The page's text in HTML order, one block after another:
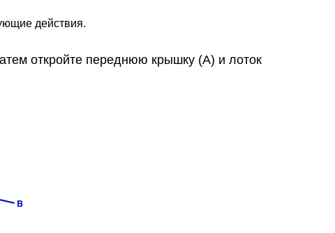
действия.
откройте переднюю крышку (A) и лоток